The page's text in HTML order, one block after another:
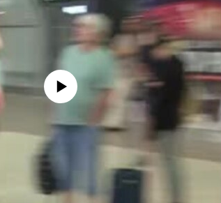
source currently available